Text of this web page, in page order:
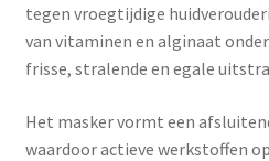
tegen vroegtijdige
van vitaminen en alginaat
frisse, stralende en egale
Het masker vormt een
waardoor actieve werkstoffen